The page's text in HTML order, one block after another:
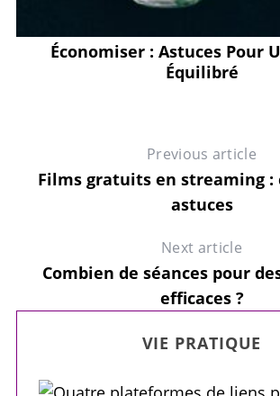
Économiser : Astuces Pour
Équilibré
Previous article
Films gratuits en streaming :
astuces
Next article
Combien de séances pour
efficaces ?
VIE PRATIQUE